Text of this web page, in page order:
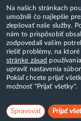
Na našich stránkach
umožnili čo najlepšie
zlepšovať naše služby.
nám to prispôsobiť
zodpovedali vašim
riešiť problémy, na
stránke zásad
upraviť nastavenia
Pokiaľ chcete prijať
možnosť "Prijať všetky".
Spravovať Prijať
WebAdmin
WebMail
Zmena hesla (E-mail,
Webhosting
Domény
Copyright & 2018-